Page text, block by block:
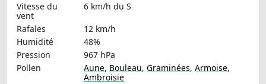
Vitesse du
vent
6 km/h du S
Rafales
12 km/h
Humidité
48%
Pression
967 hPa
Pollen
Aune, Bouleau, Graminées, Armoise,
Ambroisie